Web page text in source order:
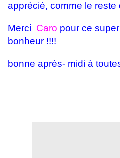
apprécié, comme le reste
Merci Caro pour ce
bonheur !!!!
bonne après- midi à